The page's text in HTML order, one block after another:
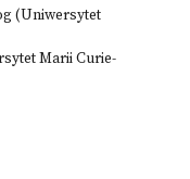
(Uniwersytet
Marii Curie-